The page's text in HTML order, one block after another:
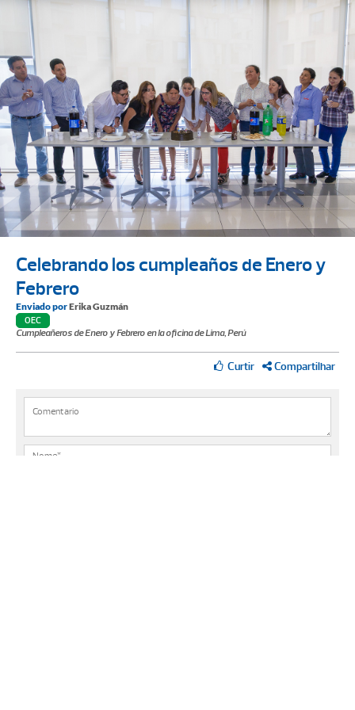
Celebrando los cumpleaños de Enero y
Febrero
Enviado porErika Guzmán
OEC
Cumpleañeros de Enero y Febrero en la oficina de Lima, Perú
Compartilhar